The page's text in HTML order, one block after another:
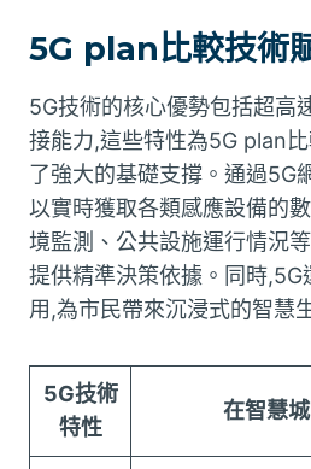
5G plan比較技術
5G技術的核心優勢包括超高
接能力,這些特性為5G plan
了強大的基礎支撐。通過5G
以實時獲取各類感應設備的
境監測、公共設施運行情況
提供精準決策依據。同時,5G
用,為市民帶來沉浸式的智慧
5G技術
特性
在智慧